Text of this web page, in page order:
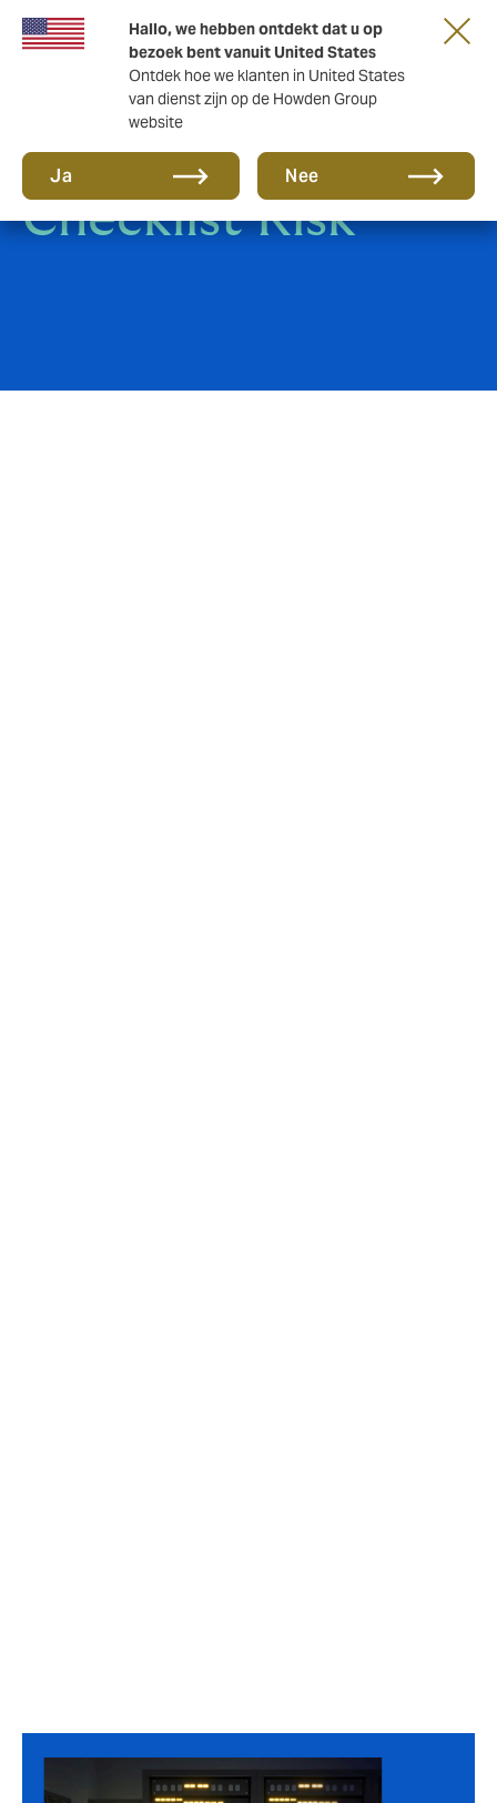
Hallo, we hebben ontdekt dat u op
bezoek bent vanuit United States
Ontdek hoe we klanten in United States
van dienst zijn op de Howden Group
website
Ja Nee
E-Paper: ICT
Checklist Risk